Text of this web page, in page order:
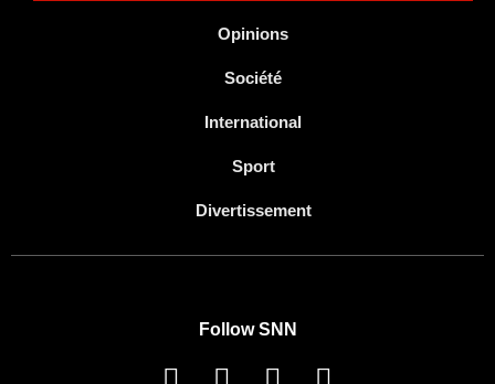
Opinions
Société
International
Sport
Divertissement
Follow SNN